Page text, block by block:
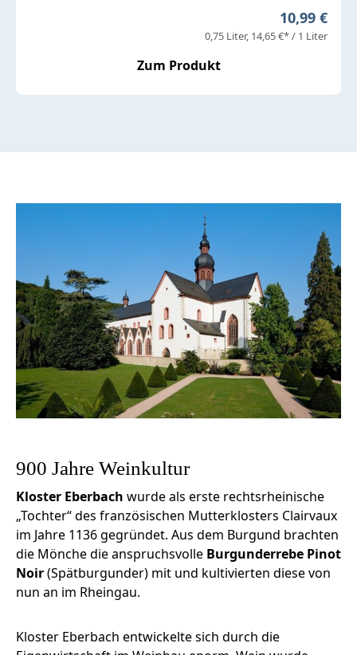
Regulärer
10,99 €
0,75 Liter 14,65 €* / 1 Liter
Zum Produkt
900 Jahre Weinkultur
Kloster Eberbach wurde als erste rechtsrheinische
„Tochter“ des französischen Mutterklosters Clairvaux
im Jahre 1136 gegründet. Aus dem Burgund brachten
die Mönche die anspruchsvolle Burgunderrebe Pinot
Noir(Spätburgunder) mit und kultivierten diese von
nun an im Rheingau.
Kloster Eberbach entwickelte sich durch die